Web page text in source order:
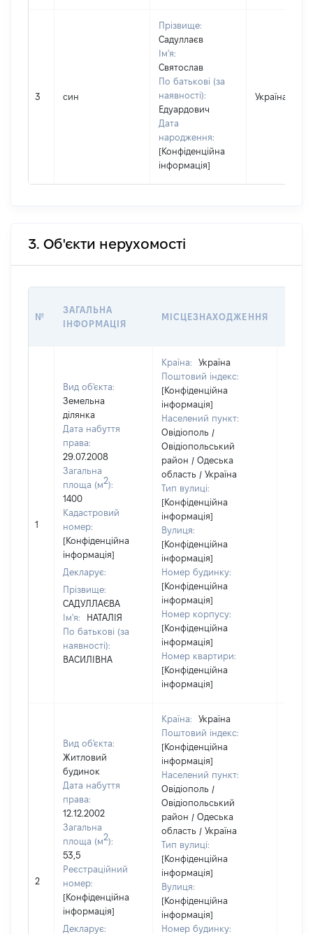
3 син
Прізвище:
Садуллаєв
Ім'я:
Святослав
По батькові (за
наявності):
Едуардович
Дата
народження:
[Конфіденційна
інформація]
Україна
3. Об'єкти нерухомості
№
ЗАГАЛЬНА
ІНФОРМАЦІЯ
МІСЦЕЗНАХОДЖЕННЯ
1
Вид об'єкта:
Земельна
ділянка
Дата набуття
права:
29.07.2008
Загальна
площа (м2):
1400
Кадастровий
номер:
[Конфіденційна
інформація]
Декларує:
Прізвище:
САДУЛЛАЄВА
Ім'я:
НАТАЛІЯ
По батькові (за
наявності):
ВАСИЛІВНА
Країна:
Україна
Поштовий індекс:
[Конфіденційна
інформація]
Населений пункт:
Овідіополь /
Овідіопольський
район / Одеська
область / Україна
Тип вулиці:
[Конфіденційна
інформація]
Вулиця:
[Конфіденційна
інформація]
Номер будинку:
[Конфіденційна
інформація]
Номер корпусу:
[Конфіденційна
інформація]
Номер квартири:
[Конфіденційна
інформація]
2
Вид об'єкта:
Житловий
будинок
Дата набуття
права:
12.12.2002
Загальна
площа (м2):
53,5
Реєстраційний
номер:
[Конфіденційна
інформація]
Декларує:
Країна:
Україна
Поштовий індекс:
[Конфіденційна
інформація]
Населений пункт:
Овідіополь /
Овідіопольський
район / Одеська
область / Україна
Тип вулиці:
[Конфіденційна
інформація]
Вулиця:
[Конфіденційна
інформація]
Номер будинку: